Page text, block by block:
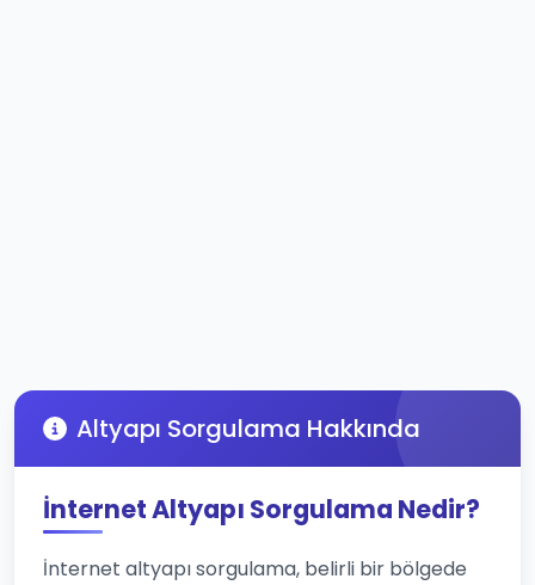
Altyapı Sorgulama Hakkında
İnternet Altyapı Sorgulama Nedir?
İnternet altyapı sorgulama, belirli bir bölgede